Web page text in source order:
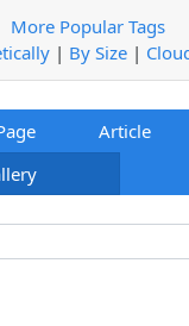
More Popular Tags
| By Size |
Article